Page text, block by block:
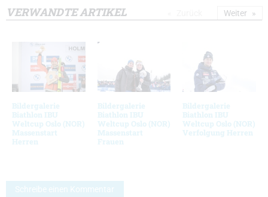
VERWANDTE ARTIKEL
Bildergalerie
Biathlon IBU
Weltcup Oslo (NOR)
Massenstart
Herren
Bildergalerie
Biathlon IBU
Weltcup Oslo (NOR)
Massenstart
Frauen
Bildergalerie
Biathlon IBU
Weltcup Oslo (NOR)
Verfolgung Herren
Weiter
Schreibe einen Kommentar